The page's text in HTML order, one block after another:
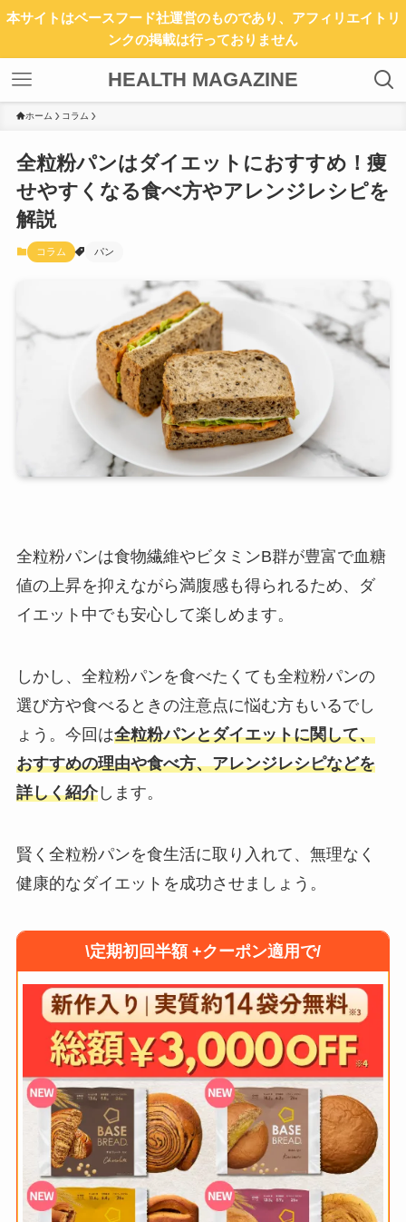
本サイトはベースフード社運営のものであり、アフィリエイトリ
ンクの掲載は行っておりません
HEALTH MAGAZINE
ホーム コラム
全粒粉パンはダイエットにおすすめ！痩
せやすくなる食べ方やアレンジレシピを
解説
コラム パン
全粒粉パンは食物繊維やビタミンB群が豊富で血糖
値の上昇を抑えながら満腹感も得られるため、ダ
イエット中でも安心して楽しめます。
しかし、全粒粉パンを食べたくても全粒粉パンの
選び方や食べるときの注意点に悩む方もいるでし
ょう。今回は全粒粉パンとダイエットに関して、
おすすめの理由や食べ方、アレンジレシピなどを
詳しく紹介します。
賢く全粒粉パンを食生活に取り入れて、無理なく
健康的なダイエットを成功させましょう。
\定期初回半額 +クーポン適用で/